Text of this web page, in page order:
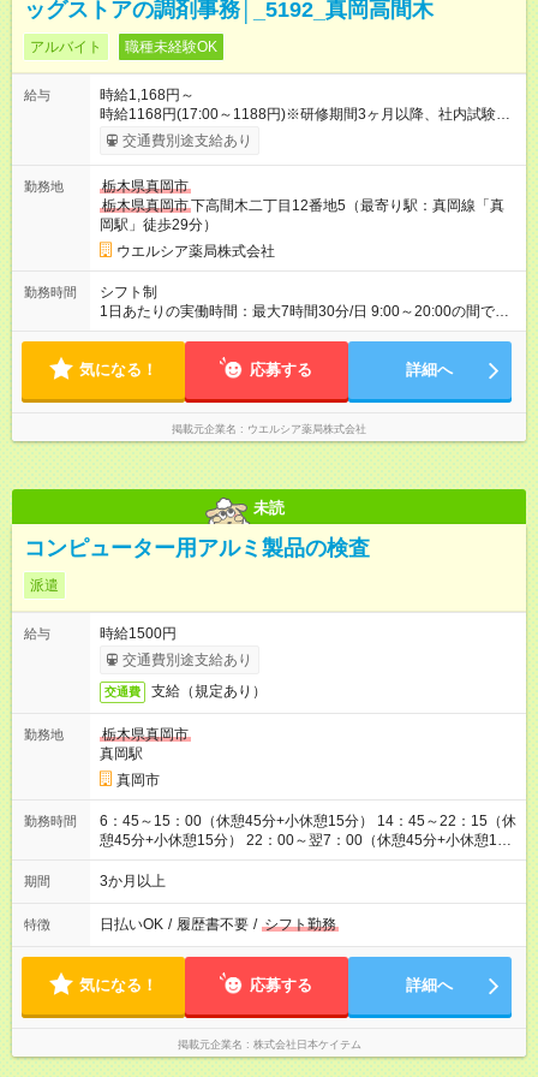
ッグストアの調剤事務│_5192_真岡高間木
アルバイト 職種未経験OK
給与
時給1,168円～
時給1168円(17:00～1188円)※研修期間3ヶ月以降、社内試験に
よる更新判定あり 社内試験合格後、時給＋50～100円の昇給あ
り （大学生は＋20円） 試用期間あり：入社日から3ヶ月間／本
間の長さ：3ヶ月 雇用形態、給与は本採用時と同じです。
交通費別途支給あり
勤務地
栃木県真岡市
栃木県真岡市下高間木二丁目12番地5（最寄り駅：真岡線「真
岡駅」徒歩29分）
ウエルシア薬局株式会社
勤務時間
シフト制
1日あたりの実働時間：最大7時間30分/日 9:00～20:00の間で1
日7.5時間の勤務 ☆週4～5日の勤務 ※勤務曜日応相談 ☆未経
気になる！ 応募する 詳細へ
掲載元企業名 ウエルシア薬局株式会社
未読
コンピューター用アルミ製品の検査
派遣
給与
時給1500円
交通費別途支給あり
交通費 支給（規定あり）
勤務地
栃木県真岡市
真岡駅
真岡市
勤務時間
6：45～15：00（休憩45分+小休憩15分） 14：45～22：15（休
憩45分+小休憩15分） 22：00～翌7：00（休憩45分+小休憩15
分） ※残業は基本なし
期間 3か月以上
特徴 日払いOK / 履歴書不要 / シフト勤務
気になる！ 応募する 詳細へ
掲載元企業名 株式会社日本ケイテム